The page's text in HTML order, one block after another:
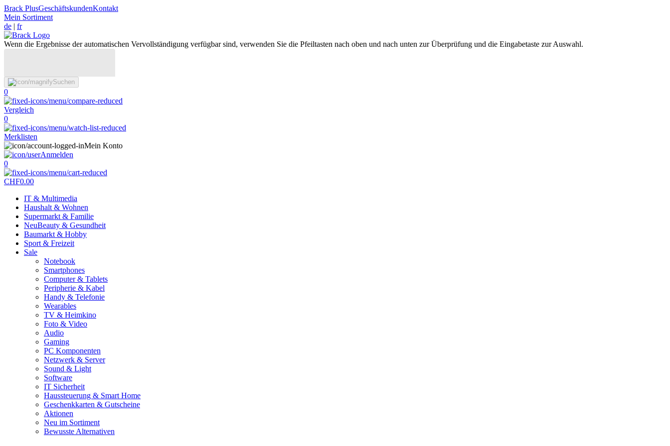
Brack PlusGeschäftskundenKontakt
Mein Sortiment
de | fr
Wenn die Ergebnisse der automatischen Vervollständigung verfügbar sind, verwenden Sie die Pfeiltasten nach oben und nach unten zur Überprüfung und die Eingabetaste zur Auswahl.
Suchen
0
Vergleich
0
Merklisten
Mein Konto
Anmelden
0
CHF0.00
IT & Multimedia
Haushalt & Wohnen
Supermarkt & Familie
NeuBeauty & Gesundheit
Baumarkt & Hobby
Sport & Freizeit
Sale
Notebook
Smartphones
Computer & Tablets
Peripherie & Kabel
Handy & Telefonie
Wearables
TV & Heimkino
Foto & Video
Audio
Gaming
PC Komponenten
Netzwerk & Server
Sound & Light
Software
IT Sicherheit
Haussteuerung & Smart Home
Geschenkkarten & Gutscheine
Aktionen
Neu im Sortiment
Bewusste Alternativen